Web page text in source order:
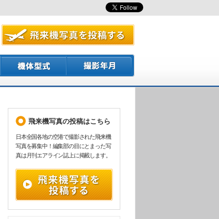
飛来機写真の投稿はこちら
日本全国各地の空港で撮影された飛来機
写真を募集中！編集部の目にとまった写
真は月刊エアライン誌上に掲載します。